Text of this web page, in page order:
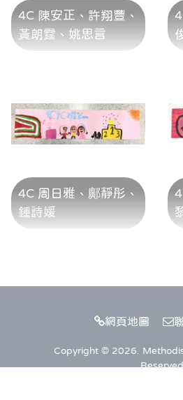
4C 陳安正、許翔豐、
黃朗霆、姚思言
4C 周日雅、鄺靜彤、
鍾詩媛
網頁地圖
Copyright © 2026.
Reserved